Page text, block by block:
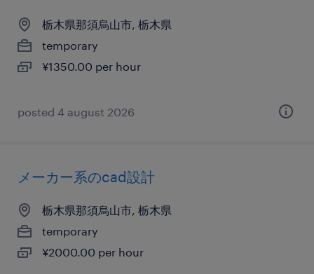
栃木県那須烏山市, 栃木県
temporary
¥1350.00 per hour
posted 4 august 2026
メーカー系のcad設計
栃木県那須烏山市, 栃木県
temporary
¥2000.00 per hour